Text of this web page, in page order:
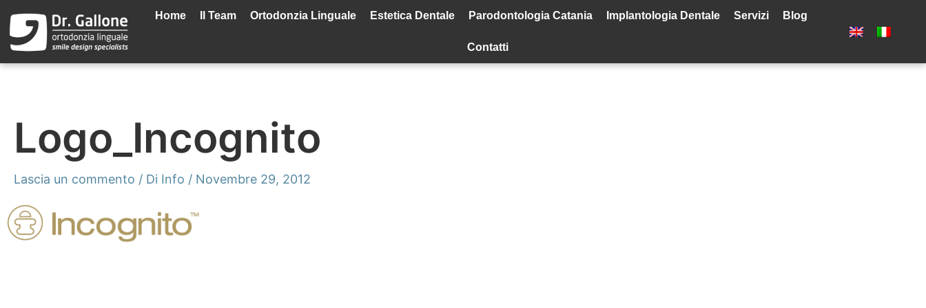
contenuto
Home Il Team Ortodonzia Linguale Estetica Dentale Parodontologia Catania Implantologia Dentale Servizi Blog
Contatti
Logo_Incognito
Lascia un commento / Di Info / Novembre 29, 2012